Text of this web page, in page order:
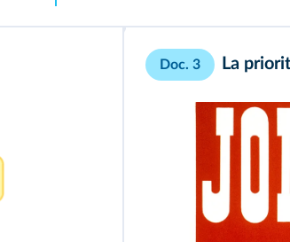
Doc. 3 La